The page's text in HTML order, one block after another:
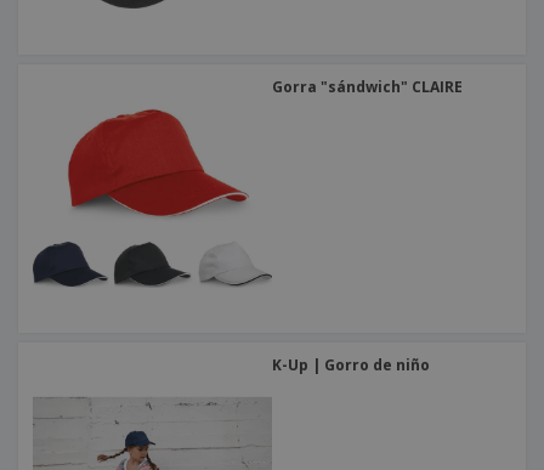
Gorra "sándwich" CLAIRE
K-Up | Gorro de niño